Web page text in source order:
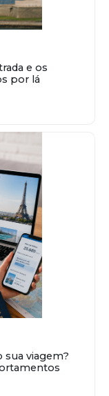
e os
por lá
sua viagem?